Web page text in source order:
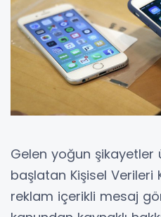
Gelen yoğun şikayetler
başlatan Kişisel Verileri
reklam içerikli mesaj